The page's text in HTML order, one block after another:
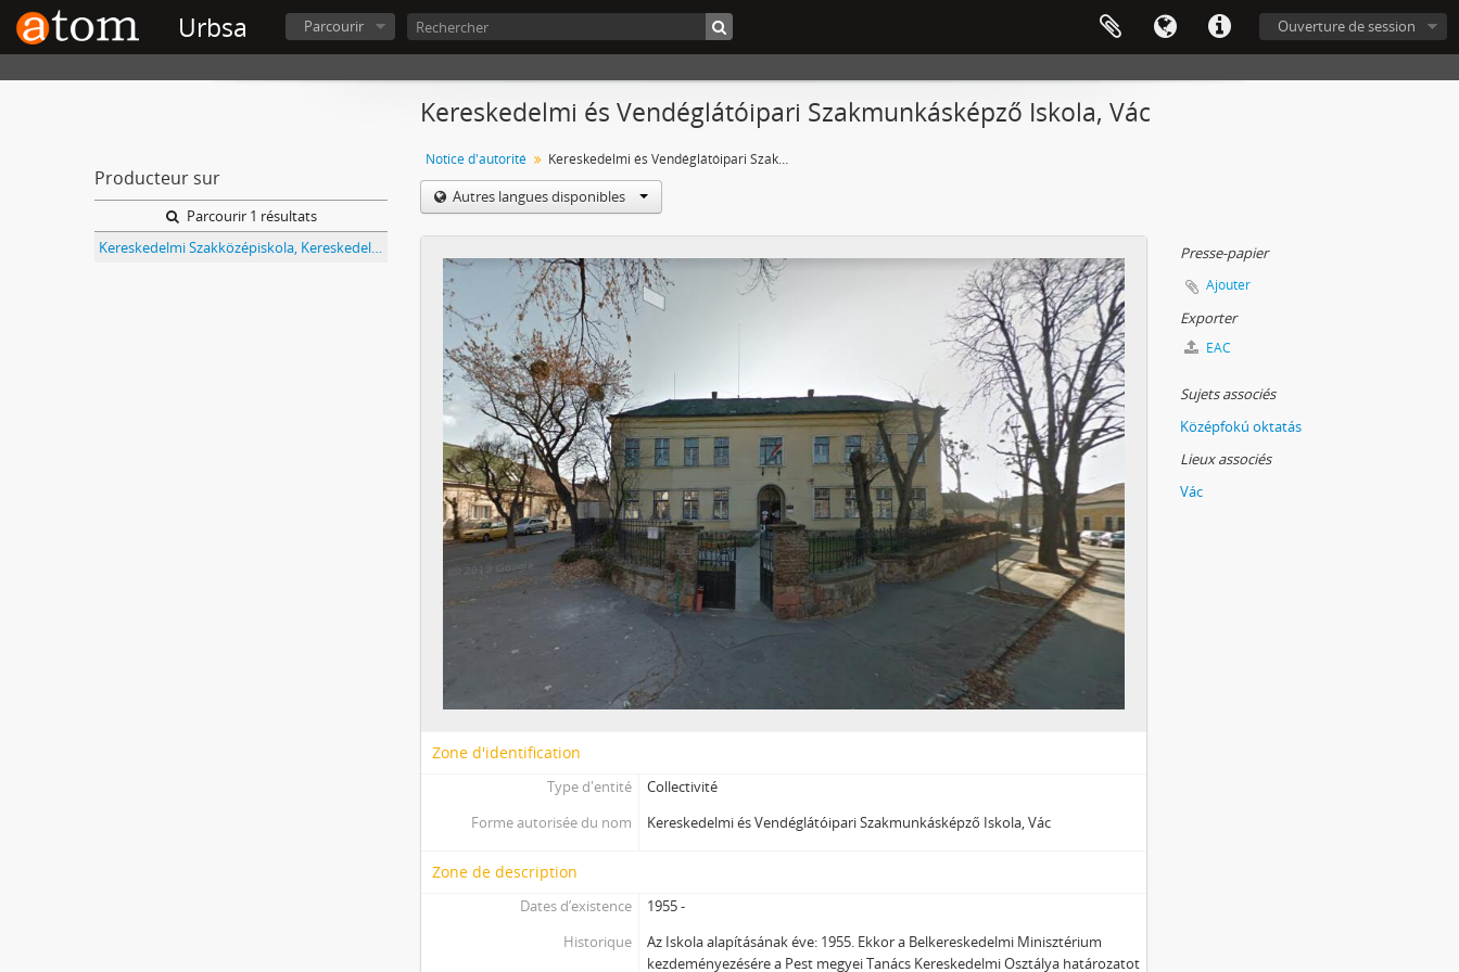
Urbsa Ouverture de session
Parcourir
Producteur sur
Parcourir 1 résultats
Kereskedelmi Szakközépiskola, Kereskedelmi és Vendéglátóipari Szakmunkásképző Iskola (1965-ig Pest Megyei Tanács V. B. 2. sz. Kereskedelmi Tanulóiskolája, 1987-ig Vendéglátóipari Szakmunkásképző Iskola) Vác iratai
Kereskedelmi és Vendéglátóipari Szakmunkásképző Iskola, Vác
Notice d'autorité Kereskedelmi és Vendéglátóipari Szakmunkásképző Iskola, Vác
Autres langues disponibles
Zone d'identification
Type d'entité
Collectivité
Forme autorisée du nom
Kereskedelmi és Vendéglátóipari Szakmunkásképző Iskola, Vác
Zone de description
Dates d’existence
1955 -
Historique
Az Iskola alapításának éve: 1955. Ekkor a Belkereskedelmi Minisztérium
kezdeményezésére a Pest megyei Tanács Kereskedelmi Osztálya határozatot
Presse-papier
Ajouter
Exporter
EAC
Sujets associés
Középfokú oktatás
Lieux associés
Vác